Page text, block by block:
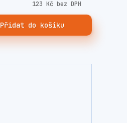
123 Kč bez DPH
Přidat do košíku